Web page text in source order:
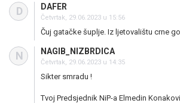
D DAFER
Četvrtak, 29.06.2023 u 15:56
Čuj gatačke šuplje. Iz ljetovalištu crne
N NAGIB_NIZBRDICA
Četvrtak, 29.06.2023 u 14:35
Sikter smradu !
Tvoj Predsjednik NiP-a Elmedin